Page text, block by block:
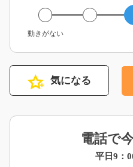
動きがない
気になる
電話で
平日9：